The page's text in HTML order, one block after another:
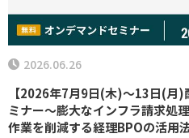
【2026年7月9日(木)～13日(月
ミナー～膨大なインフラ請求処
作業を削減する経理BPOの活用
2026.06.26